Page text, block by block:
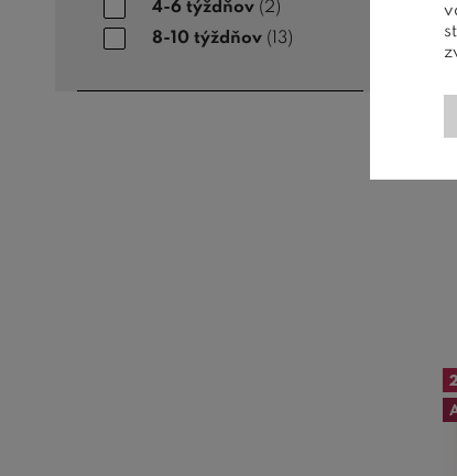
4-6 týždňov (2)
8-10 týždňov (13)